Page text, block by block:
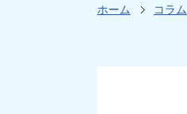
ホーム コラム